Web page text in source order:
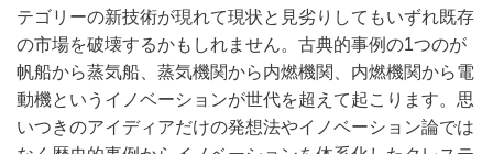
テゴリーの新技術が現れて現状と見劣りしてもいずれ既存
の市場を破壊するかもしれません。古典的事例の1つのが
帆船から蒸気船、蒸気機関から内燃機関、内燃機関から電
動機というイノベーションが世代を超えて起こります。思
いつきのアイディアだけの発想法やイノベーション論では